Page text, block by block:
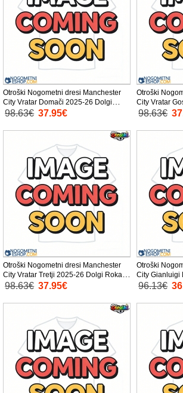
Otroški Nogometni dresi Manchester
City Vratar Domači 2025-26 Dolgi
Rokav (+ Kratke hlače)
98.63€ 37.95€
Otroški
City Vratar
Rokav (+
98.63€
Otroški Nogometni dresi Manchester
City Vratar Tretji 2025-26 Dolgi Rokav
(+ Kratke hlače)
98.63€ 37.95€
Otroški
City Gianluigi
Domači
96.13€